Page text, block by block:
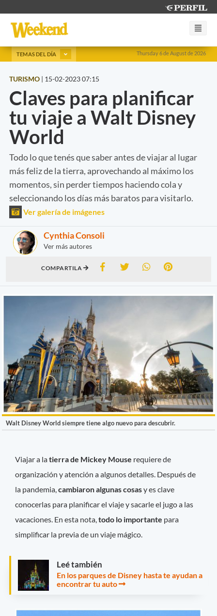
Thursday 6 de August de 2026
TEMAS DEL DÍA
TURISMO | 15-02-2023 07:15
Claves para planificar
tu viaje a Walt Disney
World
Todo lo que tenés que saber antes de viajar al lugar
más feliz de la tierra, aprovechando al máximo los
momentos, sin perder tiempos haciendo cola y
seleccionando los días más baratos para visitarlo.
Ver galería de imágenes
Cynthia Consoli
Ver más autores
COMPARTILA
Walt Disney World siempre tiene algo nuevo para descubrir.
Viajar a latierra de Mickey Mouse requiere de
organización y atención a algunos detalles. Después de
la pandemia,cambiaron algunas cosasy es clave
conocerlas para planificar el viaje y sacarle el jugo a las
vacaciones. En esta nota, todo lo importante para
simplificar la previa de un viaje mágico.
Leé también
En los parques de Disney hasta te ayudan a
encontrar tu auto